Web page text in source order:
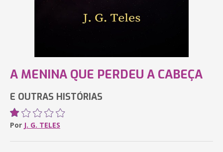
A MENINA QUE PERDEU A CABEÇA
E OUTRAS HISTÓRIAS
Por J. G. TELES